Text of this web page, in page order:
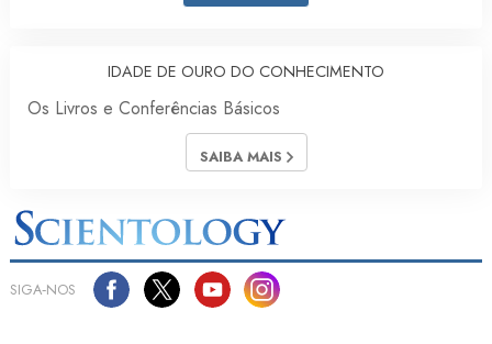
IDADE DE OURO DO CONHECIMENTO
Os Livros e Conferências Básicos
SAIBA MAIS
SIGA‑NOS